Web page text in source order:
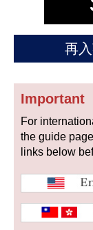
ヴァシュロン
中古
WEB限
再
Important
For
the guide
links below